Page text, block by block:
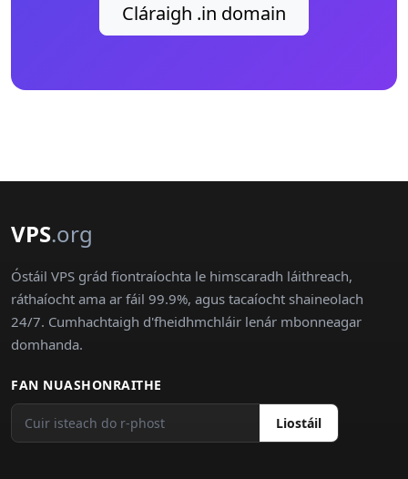
Cláraigh .in domain
VPS.org
Óstáil VPS grád fiontraíochta le himscaradh láithreach,
ráthaíocht ama ar fáil 99.9%, agus tacaíocht shaineolach
24/7. Cumhachtaigh d'fheidhmchláir lenár mbonneagar
domhanda.
FAN NUASHONRAITHE
Liostáil